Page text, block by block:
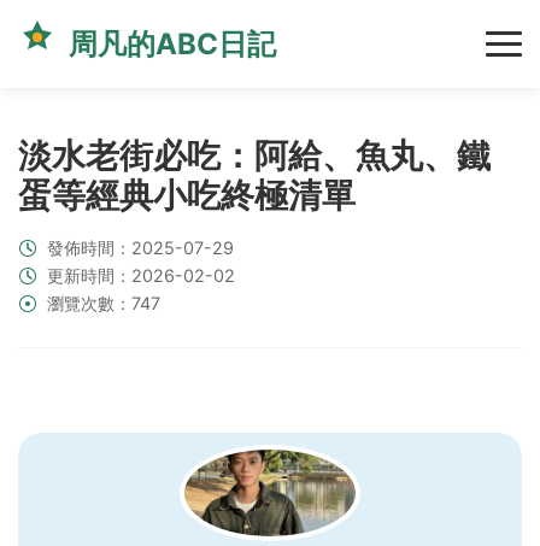
周凡的ABC日記
淡水老街必吃：阿給、魚丸、鐵
蛋等經典小吃終極清單
發佈時間：2025-07-29
更新時間：2026-02-02
瀏覽次數：747